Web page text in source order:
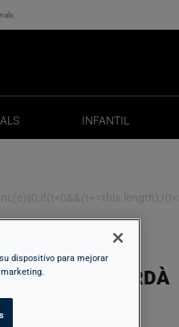
INFANTIL
INFANTIL
MARI CHORDÀ
dispositivo para mejorar